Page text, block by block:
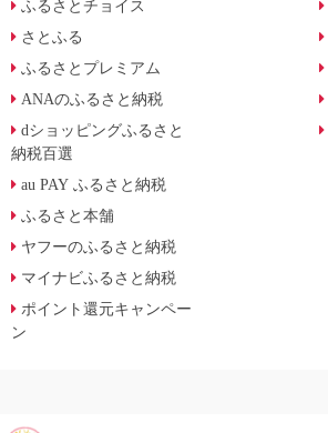
ふるさとチョイス
さとふる
ふるさとプレミアム
ANAのふるさと納税
dショッピングふるさと
納税百選
au PAY ふるさと納税
ふるさと本舗
ヤフーのふるさと納税
マイナビふるさと納税
ポイント還元キャンペー
ン